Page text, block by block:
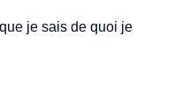
je sais de quoi je